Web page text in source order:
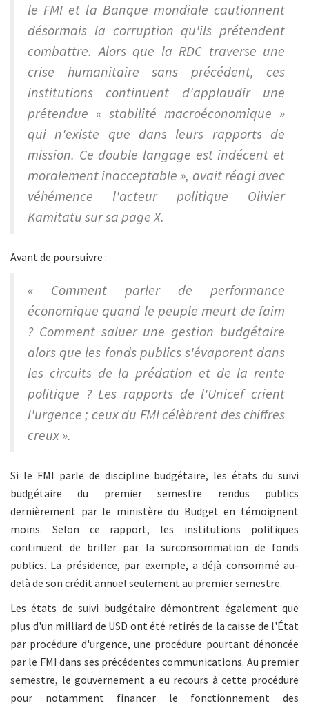
le FMI et la Banque mondiale cautionnent
désormais la corruption qu'ils prétendent
combattre. Alors que la RDC traverse une
crise humanitaire sans précédent, ces
institutions continuent d'applaudir une
prétendue « stabilité macroéconomique »
qui n'existe que dans leurs rapports de
mission. Ce double langage est indécent et
moralement inacceptable », avait réagi avec
véhémence l'acteur politique Olivier
Kamitatu sur sa page X.
Avant de poursuivre :
« Comment parler de performance
économique quand le peuple meurt de faim
? Comment saluer une gestion budgétaire
alors que les fonds publics s'évaporent dans
les circuits de la prédation et de la rente
politique ? Les rapports de l'Unicef crient
l'urgence ; ceux du FMI célèbrent des chiffres
creux ».
Si le FMI parle de discipline budgétaire, les états du suivi
budgétaire du premier semestre rendus publics
dernièrement par le ministère du Budget en témoignent
moins. Selon ce rapport, les institutions politiques
continuent de briller par la surconsommation de fonds
publics. La présidence, par exemple, a déjà consommé au-
delà de son crédit annuel seulement au premier semestre.
Les états de suivi budgétaire démontrent également que
plus d'un milliard de USD ont été retirés de la caisse de l'État
par procédure d'urgence, une procédure pourtant dénoncée
par le FMI dans ses précédentes communications. Au premier
semestre, le gouvernement a eu recours à cette procédure
pour notamment financer le fonctionnement des